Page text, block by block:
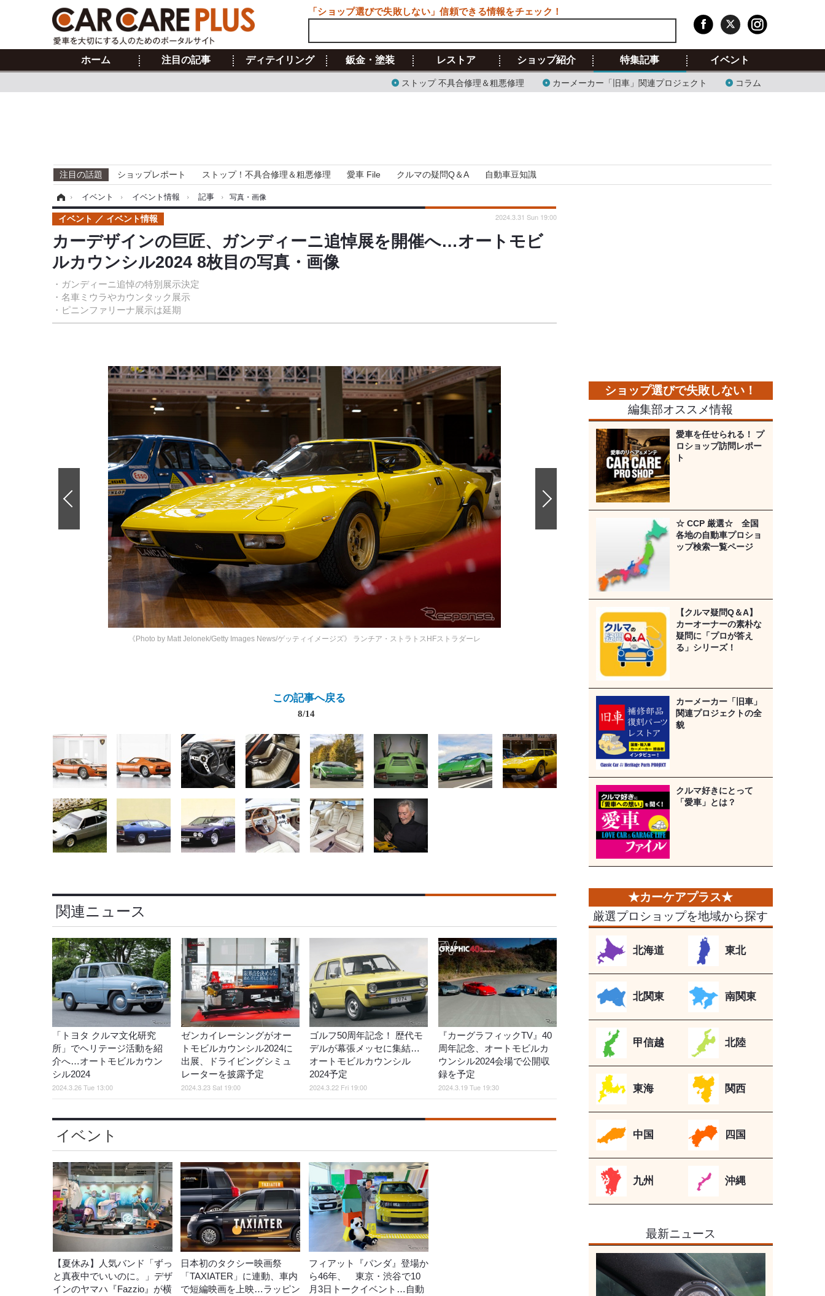
ホーム 注目の記事 ディテイリング 鈑金・塗装 レストア ショップ紹介 特集記事
ストップ 不具合修理＆粗悪修理 カーメーカー「旧車」関連プロジェクト コラム
イベント
注目の話題 ショップレポート ストップ！不具合修理＆粗悪修理 愛車 File クルマの疑問Q＆A 自動車豆知識
› イベント › イベント情報 › 記事 › 写真・画像
カーデザインの巨匠、ガンディーニ追悼展を開催へ…オートモビ
ルカウンシル2024 8枚目の写真・画像
・ガンディーニ追悼の特別展示決定
・名車ミウラやカウンタック展示
・ピニンファリーナ展示は延期
イベント イベント情報 2024.3.31 Sun 19:00
《Photo by Matt Jelonek/Getty Images News/ゲッティイメージズ》 ランチア・ストラトスHFストラダーレ
この記事へ戻る
8/14
関連ニュース
「トヨタ クルマ文化研究
所」でヘリテージ活動を紹
介へ…オートモビルカウン
シル2024
2024.3.26 Tue 13:00
ゼンカイレーシングがオー
トモビルカウンシル2024に
出展、ドライビングシミュ
レーターを披露予定
2024.3.23 Sat 19:00
ゴルフ50周年記念！ 歴代モ
デルが幕張メッセに集結…
オートモビルカウンシル
2024予定
2024.3.22 Fri 19:00
『カーグラフィックTV』40
周年記念、オートモビルカ
ウンシル2024会場で公開収
録を予定
2024.3.19 Tue 19:30
イベント
【夏休み】人気バンド「ずっ
と真夜中でいいのに。」デザ
インのヤマハ『Fazzio』が横
日本初のタクシー映画祭
「TAXIATER」に連動、車内
で短編映画を上映…ラッピン
フィアット『パンダ』登場か
ら46年、 東京・渋谷で10
月3日トークイベント…自動
編集部オススメ情報
愛車を任せられる！ プ
ロショップ訪問レポー
ト
☆ CCP 厳選☆ 全国
各地の自動車プロショ
ップ検索一覧ページ
【クルマ疑問Q＆A】
カーオーナーの素朴な
疑問に「プロが答え
る」シリーズ！
カーメーカー「旧車」
関連プロジェクトの全
貌
クルマ好きにとって
「愛車」とは？
厳選プロショップを地域から探す
北海道 東北
北関東 南関東
甲信越 北陸
東海 関西
中国 四国
九州 沖縄
最新ニュース
「ショップ選びで失敗しない」信頼できる情報をチェック！